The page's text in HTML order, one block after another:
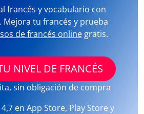
francés y vocabulario con
Mejora tu francés y prueba
de francés onlinegratis.
NIVEL DE FRANCÉS
sin obligación de compra
4,7 en App Store, Play Store y